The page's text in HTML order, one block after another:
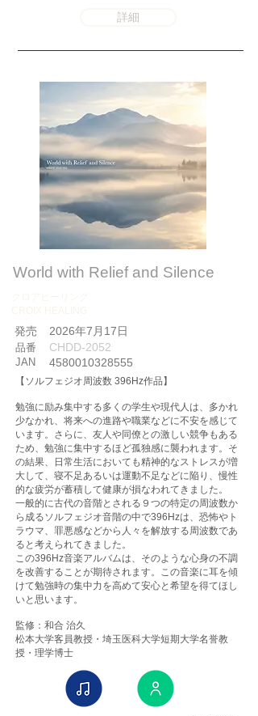
詳細
World with Relief and Silence
​発売 2026年7月17日
品番 CHDD-2052
JAN 4580010328555
【ソルフェジオ周波数 396Hz作品】
勉強に励み集中する多くの学生や現代人は、多かれ
少なかれ、将来への進路や職業などに不安を感じて
います。さらに、友人や同僚との激しい競争もある
ため、勉強に集中するほど孤独感に襲われます。そ
の結果、日常生活においても精神的なストレスが増
大して、寝不足あるいは運動不足などに陥り、慢性
的な疲労が蓄積して健康が損なわれてきました。
一般的に古代の音階とされる９つの特定の周波数か
ら成るソルフェジオ音階の中で396Hzは、恐怖やト
ラウマ、罪悪感などから人々を解放する周波数であ
ると考えられてきました。
この396Hz音楽アルバムは、そのような心身の不調
を改善することが期待されます。この音楽に耳を傾
けて勉強時の集中力を高めて安心と希望を得てほし
いと思います。
監修：和合 治久
松本大学客員教授・埼玉医科大学短期大学名誉教
授・理学博士